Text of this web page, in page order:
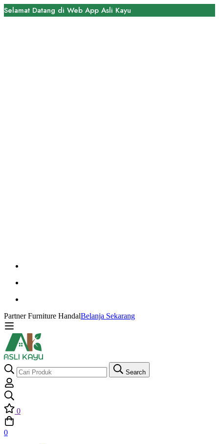
Selamat Datang di Web App Asli Kayu
Partner Furniture HandalBelanja Sekarang
Search
0
0